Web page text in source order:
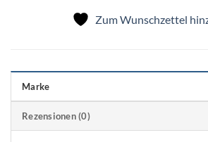
Zum Wunschzettel
Marke
Rezensionen (0)